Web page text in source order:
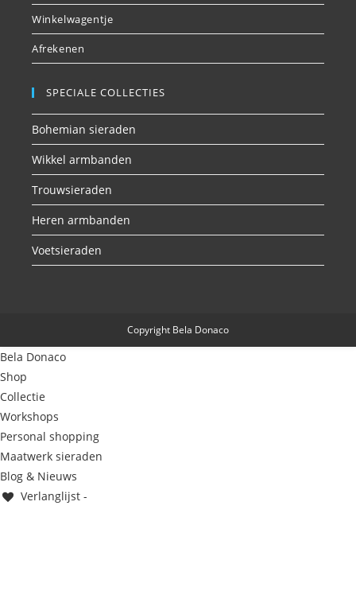
Winkelwagentje
Afrekenen
SPECIALE COLLECTIES
Bohemian sieraden
Wikkel armbanden
Trouwsieraden
Heren armbanden
Voetsieraden
Copyright Bela Donaco
Bela Donaco
Shop
Collectie
Workshops
Personal shopping
Maatwerk sieraden
Blog & Nieuws
Verlanglijst -